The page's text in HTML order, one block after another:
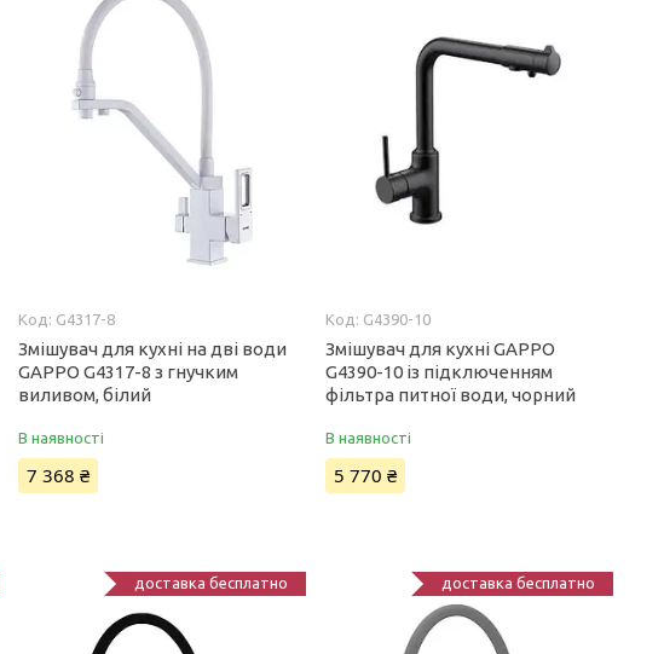
G4317-8
Змішувач для кухні на дві води
GAPPO G4317-8 з гнучким
виливом, білий
В наявності
7 368 ₴
G4390-10
Змішувач для кухні GAPPO
G4390-10 із підключенням
фільтра питної води, чорний
В наявності
5 770 ₴
доставка бесплатно доставка бесплатно